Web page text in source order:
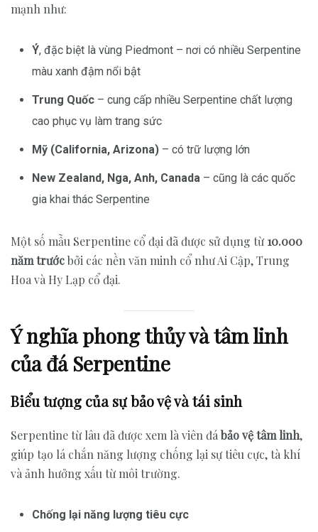
mạnh như:
Ý, đặc biệt là vùng Piedmont – nơi có nhiều Serpentine
màu xanh đậm nổi bật
Trung Quốc – cung cấp nhiều Serpentine chất lượng
cao phục vụ làm trang sức
Mỹ (California, Arizona) – có trữ lượng lớn
New Zealand, Nga, Anh, Canada – cũng là các quốc
gia khai thác Serpentine
Một số mẫu Serpentine cổ đại đã được sử dụng từ 10.000
năm trướcbởi các nền văn minh cổ như Ai Cập, Trung
Hoa và Hy Lạp cổ đại.
Ý nghĩa phong thủy và tâm linh
của đá Serpentine
Biểu tượng của sự bảo vệ và tái sinh
Serpentine từ lâu đã được xem là viên đábảo vệ tâm linh,
giúp tạo lá chắn năng lượng chống lại sự tiêu cực, tà khí
và ảnh hưởng xấu từ môi trường.
Chống lại năng lượng tiêu cực